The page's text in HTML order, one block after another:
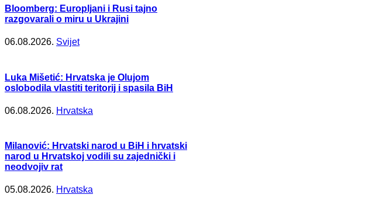
Bloomberg: Europljani i Rusi tajno
razgovarali o miru u Ukrajini
06.08.2026. Svijet
Luka Mišetić: Hrvatska je Olujom
oslobodila vlastiti teritorij i spasila BiH
06.08.2026. Hrvatska
Milanović: Hrvatski narod u BiH i hrvatski
narod u Hrvatskoj vodili su zajednički i
neodvojiv rat
05.08.2026. Hrvatska